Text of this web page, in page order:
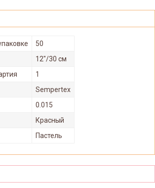
50
12"/30 см
1
Sempertex
0.015
Красный
Пастель